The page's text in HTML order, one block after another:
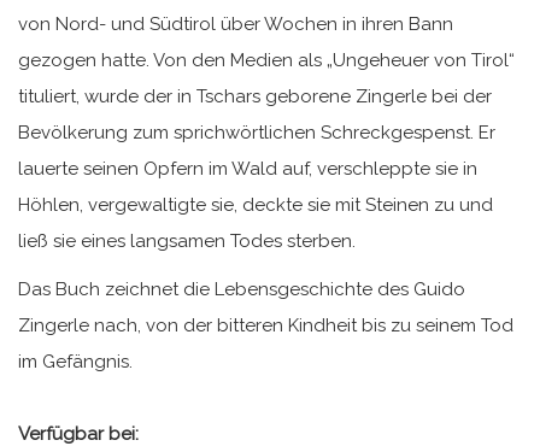
von Nord- und Südtirol über Wochen in ihren Bann
gezogen hatte. Von den Medien als „Ungeheuer von Tirol“
tituliert, wurde der in Tschars geborene Zingerle bei der
Bevölkerung zum sprichwörtlichen Schreckgespenst. Er
lauerte seinen Opfern im Wald auf, verschleppte sie in
Höhlen, vergewaltigte sie, deckte sie mit Steinen zu und
ließ sie eines langsamen Todes sterben.
Das Buch zeichnet die Lebensgeschichte des Guido
Zingerle nach, von der bitteren Kindheit bis zu seinem Tod
im Gefängnis.
Verfügbar bei: